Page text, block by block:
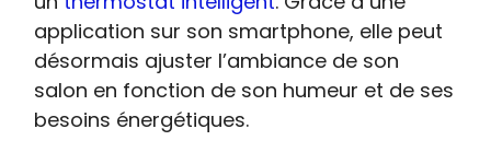
application sur son smartphone, elle peut
désormais ajuster l’ambiance de son
salon en fonction de son humeur et de ses
besoins énergétiques.